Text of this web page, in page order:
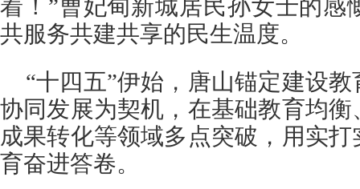
着！”曹妃甸新城居民孙女士的感
共服务共建共享的民生温度。
“十四五”伊始，唐山锚定建设
协同发展为契机，在基础教育均
成果转化等领域多点突破，用实
育奋进答卷。